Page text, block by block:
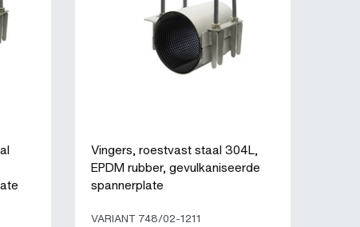
Vingers, roestvast staal 304L,
EPDM rubber, gevulkaniseerde
spannerplate
VARIANT 748/02-1211